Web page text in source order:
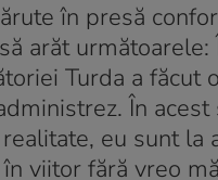
în presă
arăt
Turda a
În
eu sunt
viitor fără vreo